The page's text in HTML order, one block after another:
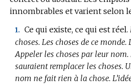
innombrables et varient selon
1. Ce qui existe, ce qui est réel.
choses. Les choses de ce monde.
Appeler les choses par leur nom.
sauraient remplacer les choses.
nom ne fait rien à la chose.